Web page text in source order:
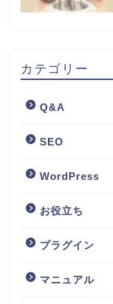
カテゴリー
Q&A
SEO
WordPress
お役立ち
プラグイン
マニュアル